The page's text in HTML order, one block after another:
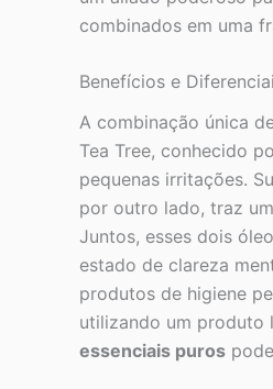
combinados em uma
Benefícios e
A combinação única
Tea Tree, conhecido
pequenas irritações.
por outro lado, traz
Juntos, esses dois
estado de clareza
produtos de higiene
utilizando um produto
essenciais puros